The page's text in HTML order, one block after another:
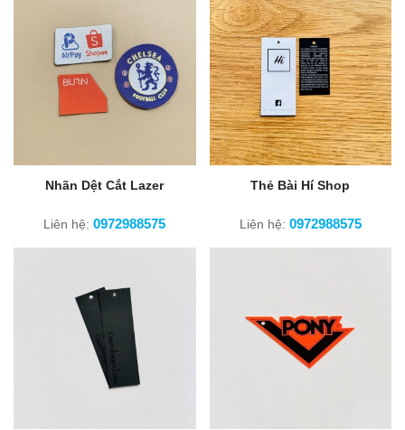
Nhãn Dệt Cắt Lazer
Liên hệ:0972988575
Thẻ Bài Hí Shop
Liên hệ: 0972988575